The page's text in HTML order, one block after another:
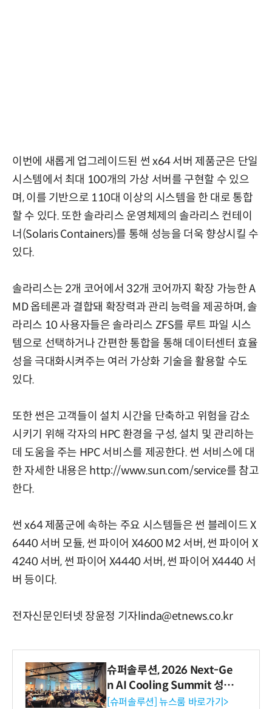
이번에 새롭게 업그레이드된 썬 x64 서버 제품군은 단일
시스템에서 최대 100개의 가상 서버를 구현할 수 있으
며, 이를 기반으로 110대 이상의 시스템을 한 대로 통합
할 수 있다. 또한 솔라리스 운영체제의 솔라리스 컨테이
너(Solaris Containers)를 통해 성능을 더욱 향상시킬 수
있다.
솔라리스는 2개 코어에서 32개 코어까지 확장 가능한 A
MD 옵테론과 결합돼 확장력과 관리 능력을 제공하며, 솔
라리스 10 사용자들은 솔라리스 ZFS를 루트 파일 시스
템으로 선택하거나 간편한 통합을 통해 데이터센터 효율
성을 극대화시켜주는 여러 가상화 기술을 활용할 수도
있다.
또한 썬은 고객들이 설치 시간을 단축하고 위험을 감소
시키기 위해 각자의 HPC 환경을 구성, 설치 및 관리하는
데 도움을 주는 HPC 서비스를 제공한다. 썬 서비스에 대
한 자세한 내용은 http://www.sun.com/service를 참고
한다.
썬 x64 제품군에 속하는 주요 시스템들은 썬 블레이드 X
6440 서버 모듈, 썬 파이어 X4600 M2 서버, 썬 파이어 X
4240 서버, 썬 파이어 X4440 서버, 썬 파이어 X4440 서
버 등이다.
전자신문인터넷 장윤정 기자linda@etnews.co.kr
슈퍼솔루션, 2026 Next-Ge
n AI Cooling Summit 성황
리 성료
[슈퍼솔루션] 뉴스룸 바로가기>